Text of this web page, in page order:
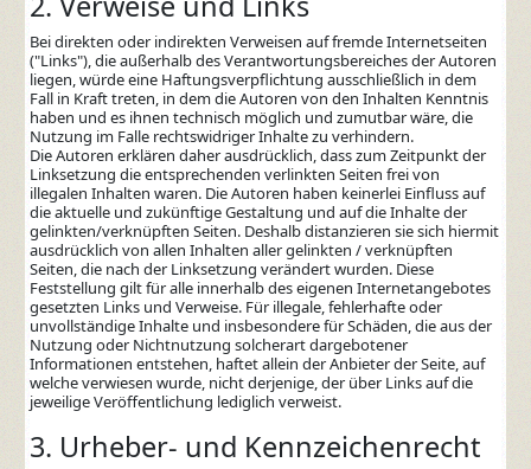
Bei direkten oder indirekten Verweisen auf fremde Internetseiten
("Links"), die außerhalb des Verantwortungsbereiches der Autoren
liegen, würde eine Haftungsverpflichtung ausschließlich in dem
Fall in Kraft treten, in dem die Autoren von den Inhalten Kenntnis
haben und es ihnen technisch möglich und zumutbar wäre, die
Nutzung im Falle rechtswidriger Inhalte zu verhindern.
Die Autoren erklären daher ausdrücklich, dass zum Zeitpunkt der
Linksetzung die entsprechenden verlinkten Seiten frei von
illegalen Inhalten waren. Die Autoren haben keinerlei Einfluss auf
die aktuelle und zukünftige Gestaltung und auf die Inhalte der
gelinkten/verknüpften Seiten. Deshalb distanzieren sie sich hiermit
ausdrücklich von allen Inhalten aller gelinkten / verknüpften
Seiten, die nach der Linksetzung verändert wurden. Diese
Feststellung gilt für alle innerhalb des eigenen Internetangebotes
gesetzten Links und Verweise. Für illegale, fehlerhafte oder
unvollständige Inhalte und insbesondere für Schäden, die aus der
Nutzung oder Nichtnutzung solcherart dargebotener
Informationen entstehen, haftet allein der Anbieter der Seite, auf
welche verwiesen wurde, nicht derjenige, der über Links auf die
jeweilige Veröffentlichung lediglich verweist.
3. Urheber- und Kennzeichenrecht